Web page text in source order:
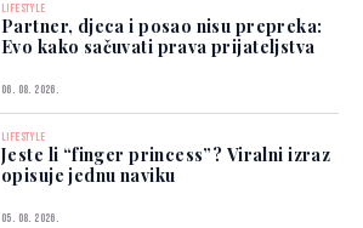
LIFESTYLE
Partner, djeca i posao nisu prepreka:
Evo kako sačuvati prava prijateljstva
06. 08. 2026.
LIFESTYLE
Jeste li “finger princess”? Viralni izraz
opisuje jednu naviku
05. 08. 2026.